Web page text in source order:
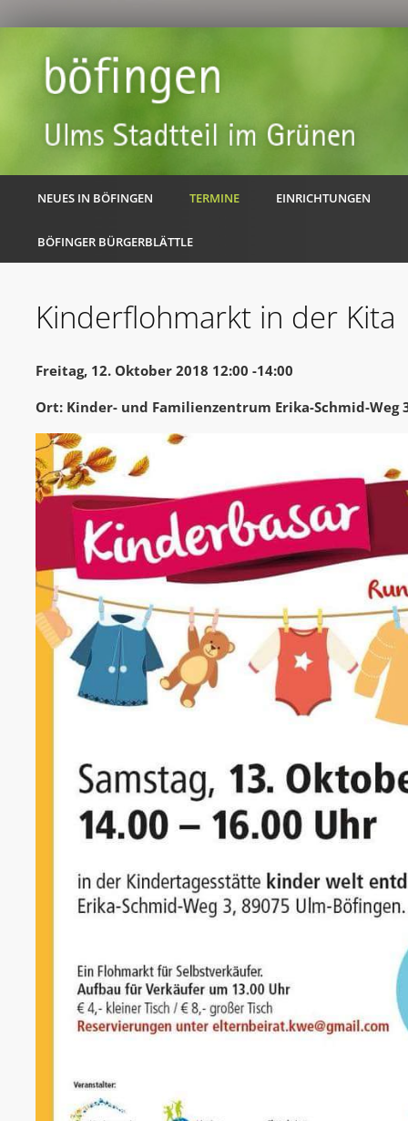
NEUES IN BÖFINGEN TERMINE EINRICHTUNGEN
BÖFINGER BÜRGERBLÄTTLE
Kinderflohmarkt in der Kita
Freitag, 12. Oktober 2018 12:00 -14:00
Ort: Kinder- und Familienzentrum Erika-Schmid-Weg